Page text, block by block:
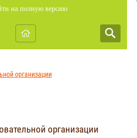
на полную версию
организации
организации